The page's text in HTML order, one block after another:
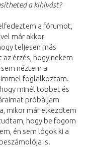
a kihívást?
a fórumot,
már akkor
teljesen más
érzés, hogy nekem
néztem a
foglalkoztam.
minél többet és
próbáljam
mikor már elkezdtem
hogy be fogom
én sem lógok ki a
is.